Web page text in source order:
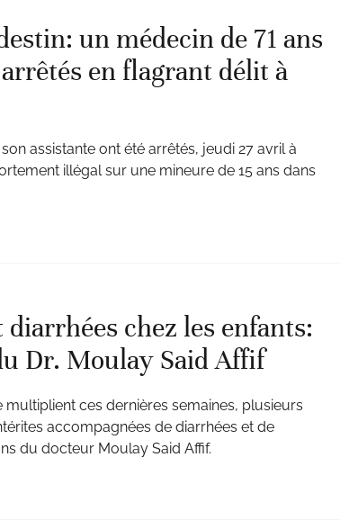
un médecin de 71 ans
en flagrant délit à
assistante ont été arrêtés, jeudi 27 avril à
illégal sur une mineure de 15 ans dans
chez les enfants:
Dr. Moulay Said Affif
multiplient ces dernières semaines, plusieurs
accompagnées de diarrhées et de
du docteur Moulay Said Affif.